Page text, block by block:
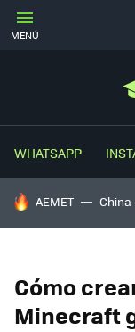
MENÚ
WHATSAPP
HOY SE HABLA DE
AEMET China
Cómo
Minecraft